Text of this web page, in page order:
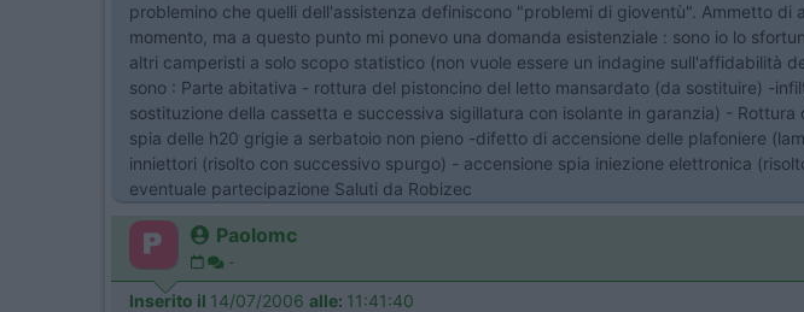
problemino che quelli dell'assistenza definiscono "problemi di gioventù". Ammetto
momento, ma a questo punto mi ponevo una domanda esistenziale : sono io lo
altri camperisti a solo scopo statistico (non vuole essere un indagine sull'affidabilità
sono : Parte abitativa - rottura del pistoncino del letto mansardato (da sostituire) -
sostituzione della cassetta e successiva sigillatura con isolante in garanzia) -
spia delle h20 grigie a serbatoio non pieno -difetto di accensione delle plafoniere
inniettori (risolto con successivo spurgo) - accensione spia iniezione elettronica
eventuale partecipazione Saluti da Robizec
Paolomc
-
Inserito il 14/07/2006 alle: 11:41:40